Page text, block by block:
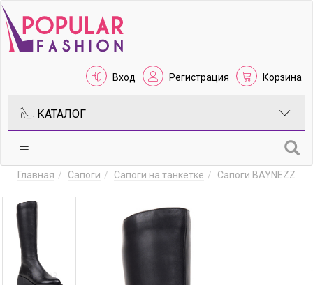
Вход Регистрация Корзина
КАТАЛОГ
Главная Сапоги Сапоги на танкетке Сапоги BAYNEZZ